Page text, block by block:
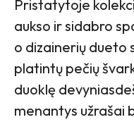
Pristatytoje
aukso ir sidabro
o dizainerių dueto
platintų pečių
duoklę
menantys užrašai